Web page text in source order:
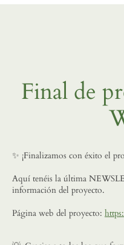
Final de
✨ ¡Finalizamos con éxito el
Aquí tenéis la última
información del proyecto.
Página web del proyecto: